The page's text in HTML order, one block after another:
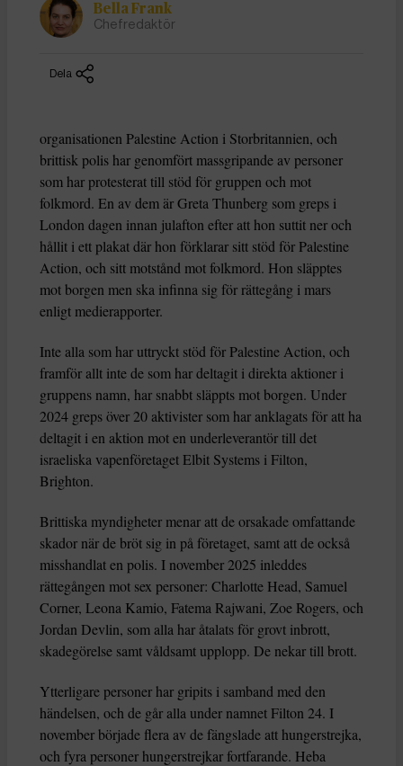
Bella Frank
Chefredaktör
Dela
organisationen Palestine Action i Storbritannien, och
brittisk polis har genomfört massgripande av personer
som har protesterat till stöd för gruppen och mot
folkmord. En av dem är Greta Thunberg som greps i
London dagen innan julafton efter att hon suttit ner och
hållit i ett plakat där hon förklarar sitt stöd för Palestine
Action, och sitt motstånd mot folkmord. Hon släpptes
mot borgen men ska infinna sig för rättegång i mars
enligt medierapporter.
Inte alla som har uttryckt stöd för Palestine Action, och
framför allt inte de som har deltagit i direkta aktioner i
gruppens namn, har snabbt släppts mot borgen. Under
2024 greps över 20 aktivister som har anklagats för att ha
deltagit i en aktion mot en underleverantör till det
israeliska vapenföretaget Elbit Systems i Filton,
Brighton.
Brittiska myndigheter menar att de orsakade omfattande
skador när de bröt sig in på företaget, samt att de också
misshandlat en polis. I november 2025 inleddes
rättegången mot sex personer: Charlotte Head, Samuel
Corner, Leona Kamio, Fatema Rajwani, Zoe Rogers, och
Jordan Devlin, som alla har åtalats för grovt inbrott,
skadegörelse samt våldsamt upplopp. De nekar till brott.
Ytterligare personer har gripits i samband med den
händelsen, och de går alla under namnet Filton 24. I
november började flera av de fängslade att hungerstrejka,
och fyra personer hungerstrejkar fortfarande. Heba